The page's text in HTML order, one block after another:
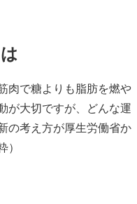
肉で糖よりも脂肪を燃や
が大切ですが、どんな運
の考え方が厚生労働省か
）